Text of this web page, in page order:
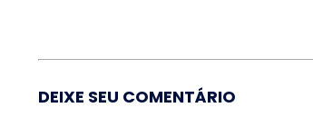
DEIXE SEU COMENTÁRIO